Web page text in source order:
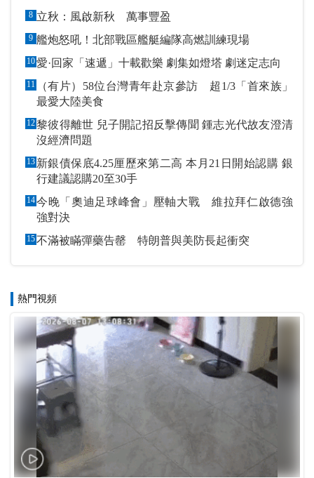
8 立秋：風啟新秋 萬事豐盈
9 艦炮怒吼！北部戰區艦艇編隊高燃訓練現場
10 愛·回家「速遞」十載歡樂 劇集如燈塔 劇迷定志向
11
（有片）58位台灣青年赴京參訪 超1/3「首來族」
最愛大陸美食
12黎彼得離世 兒子開記招反擊傳聞 鍾志光代故友澄清
沒經濟問題
13 新銀債保底4.25厘歷來第二高 本月21日開始認購 銀
行建議認購20至30手
14今晚「奧迪足球峰會」壓軸大戰 維拉拜仁啟德強
強對決
15不滿被瞞彈藥告罄 特朗普與美防長起衝突
熱門視頻